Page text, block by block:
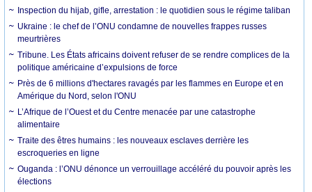
Inspection du hijab, gifle, arrestation : le quotidien sous le régime taliban
Ukraine : le chef de l’ONU condamne de nouvelles frappes russes
meurtrières
Tribune. Les États africains doivent refuser de se rendre complices de la
politique américaine d’expulsions de force
Près de 6 millions d'hectares ravagés par les flammes en Europe et en
Amérique du Nord, selon l'ONU
L’Afrique de l’Ouest et du Centre menacée par une catastrophe
alimentaire
Traite des êtres humains : les nouveaux esclaves derrière les
escroqueries en ligne
Ouganda : l’ONU dénonce un verrouillage accéléré du pouvoir après les
élections